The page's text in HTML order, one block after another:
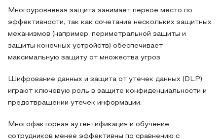
Многоуровневая защита занимает первое место по
эффективности, так как сочетание нескольких защитных
механизмов (например, периметральной защиты и
защиты конечных устройств) обеспечивает
максимальную защиту от множества угроз.
Шифрование данных и защита от утечек данных (DLP)
играют ключевую роль в защите конфиденциальности и
предотвращении утечек информации.
Многофакторная аутентификация и обучение
сотрудников менее эффективны по сравнению с